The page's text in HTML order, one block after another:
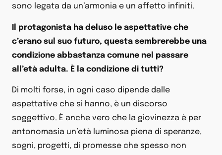
sono legata da un’armonia e un affetto infiniti.
Il protagonista ha deluso le aspettative che
c’erano sul suo futuro, questa sembrerebbe una
condizione abbastanza comune nel passare
all’età adulta. È la condizione di tutti?
Di molti forse, in ogni caso dipende dalle
aspettative che si hanno, è un discorso
soggettivo. È anche vero che la giovinezza è per
antonomasia un’età luminosa piena di speranze,
sogni, progetti, di promesse che spesso non